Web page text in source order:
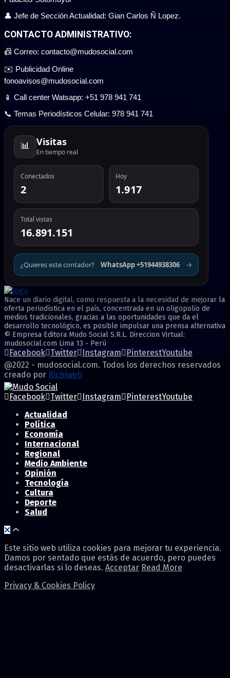
👤 Jefe de Sección Actualidad: Gian Carlos Ñ Lopez.
CONTACTO ADMINISTRATIVO:
📠 Correo: contacto@mudosocial.com
✉️ Publicidad Online
fonoavisos@mudosocial.com
📱 Call center Watsapp: +51 978 941 741
📞 Temas Periodísticos Celular: 978 941 741
📊 Visitas
En tiempo real
Conectados
2
Hoy
1.917
Total vistas
16.891.151
¿Quieres este contador? WhatsApp +51944938306 →
Nace un diario digital, como respuesta a la necesidad de mejorar la
oferta periodística en el país, concentrada en un oligopolio de
medios tradicionales, gracias a las oportunidades que da el
desarrollo tecnológico, es posible impulsar una prensa alternativa
© Empresa Editora Mudo Social S.R.L. Direccion Virtual:
mudosocial.com Lima 13 - Perú
Facebook Twitter Instagram PinterestYoutube
@2022 - mudosocial.com. Todos los derechos reservados
creado por Richiweb
Facebook Twitter Instagram PinterestYoutube
Actualidad
Política
Economía
Internacional
Regional
Medio Ambiente
Opinión
Tecnología
Cultura
Deporte
Salud
Este sitio web utiliza cookies para mejorar tu experiencia.
Damos por sentado que estás de acuerdo, pero puedes
desactivarlas si lo deseas. Acceptar Read More
Privacy & Cookies Policy